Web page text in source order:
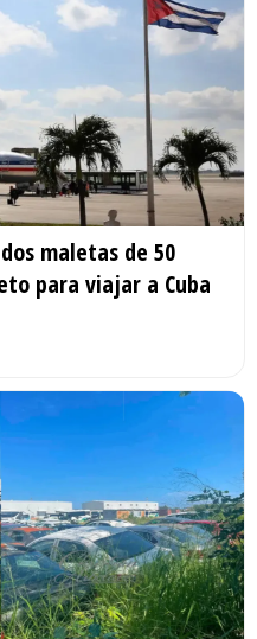
maletas de 50
para viajar a Cuba